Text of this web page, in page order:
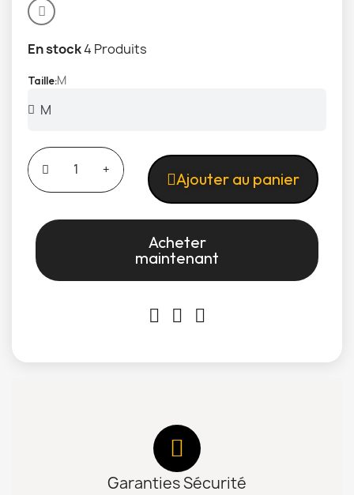
En stock4 Produits
Taille M
Ajouter au panier
Acheter
maintenant
Garanties Sécurité